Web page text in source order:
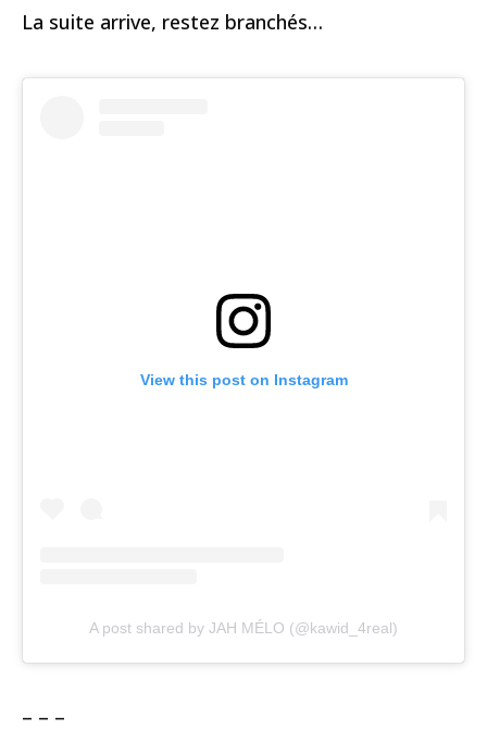
La suite arrive, restez branchés…
View this post on Instagram
A post shared by JAH MÉLO (@kawid_4real)
– – –